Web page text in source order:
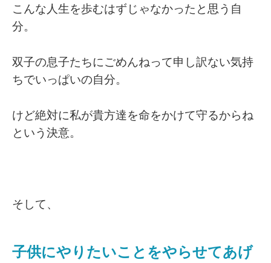
こんな人生を歩むはずじゃなかったと思う自
分。
双子の息子たちにごめんねって申し訳ない気持
ちでいっぱいの自分。
けど絶対に私が貴方達を命をかけて守るからね
という決意。
そして、
子供にやりたいことをやらせてあげ